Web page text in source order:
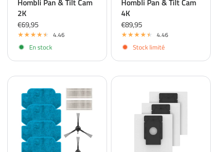
Hombli Pan & Tilt Cam
2K
€69,95
4.46
En stock
Hombli Pan & Tilt Cam
4K
€89,95
4.46
Stock limité